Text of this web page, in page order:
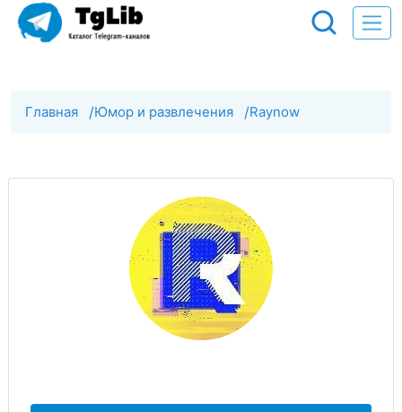
Главная /Юмор и развлечения /Raynow